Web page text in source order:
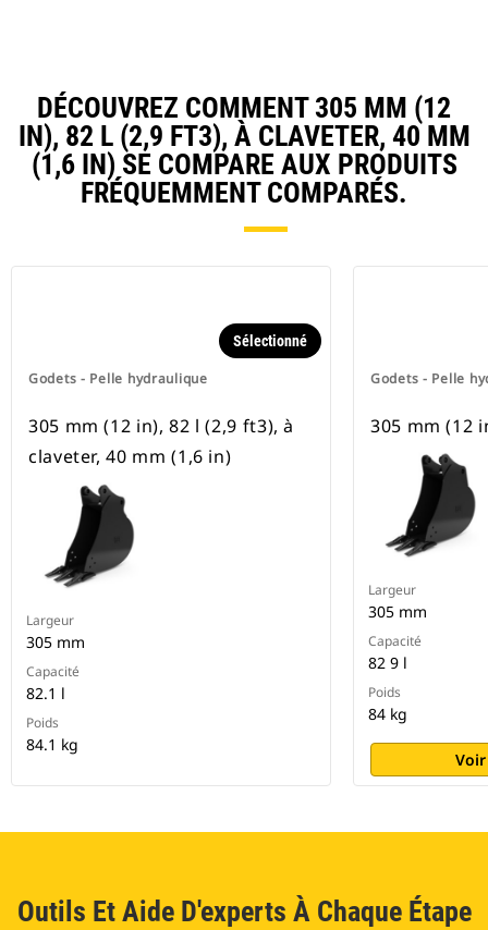
DÉCOUVREZ COMMENT 305 MM (12
IN), 82 L (2,9 FT3), À CLAVETER, 40 MM
(1,6 IN) SE COMPARE AUX PRODUITS
FRÉQUEMMENT COMPARÉS.
Godets - Pelle hydraulique
Sélectionné
305 mm (12 in), 82 l (2,9 ft3), à
claveter, 40 mm (1,6 in)
Largeur
305 mm
Capacité
82.1 l
Poids
84.1 kg
Godets - Pelle
305 mm (12
Largeur
305 mm
Capacité
82 9 l
Poids
84 kg
Outils Et Aide D'experts À Chaque Étape